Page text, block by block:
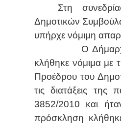
Στη
Δημοτικών
υπήρχε νόμιμη
Ο
κλήθηκε νόμιμα με
Προέδρου του
τις διατάξεις
3852/2010 και
πρόσκληση